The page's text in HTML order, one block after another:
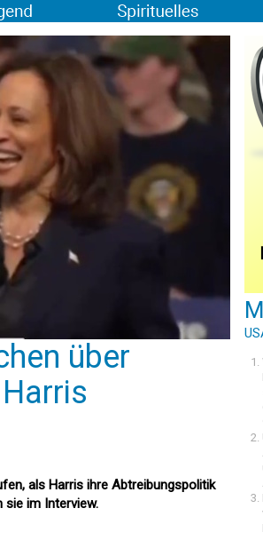
über
als Harris ihre Abtreibungspolitik
sie im Interview.